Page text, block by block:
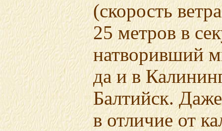
(скорость
25 метров в
натворивший
да и в
Балтийск.
в отличие от